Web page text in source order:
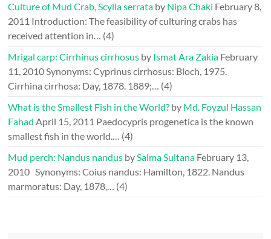
Culture of Mud Crab, Scylla serrata by Nipa Chaki February 8,
2011 Introduction: The feasibility of culturing crabs has
received attention in… (4)
Mrigal carp: Cirrhinus cirrhosus by Ismat Ara Zakia February
11, 2010Synonyms: Cyprinus cirrhosus: Bloch, 1975.
Cirrhina cirrhosa: Day, 1878. 1889;… (4)
What is the Smallest Fish in the World? by Md. Foyzul Hassan
Fahad April 15, 2011 Paedocypris progenetica is the known
smallest fish in the world.… (4)
Mud perch: Nandus nandus bySalma Sultana February 13,
2010 Synonyms: Coius nandus: Hamilton, 1822. Nandus
marmoratus: Day, 1878,… (4)